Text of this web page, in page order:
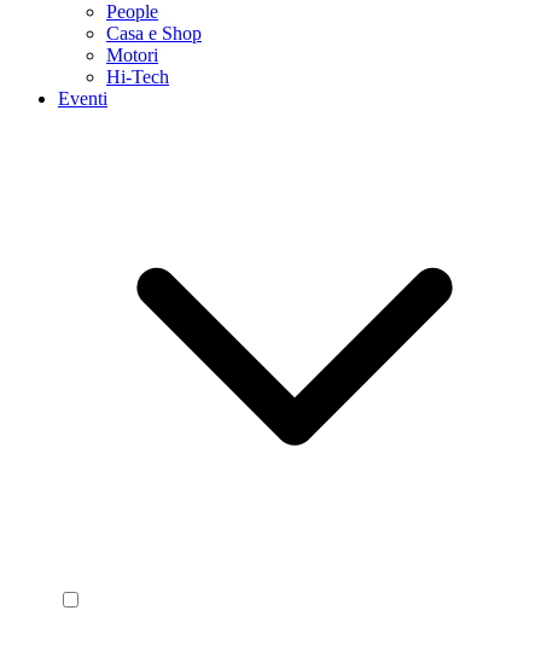
People
Casa e Shop
Motori
Hi-Tech
Eventi